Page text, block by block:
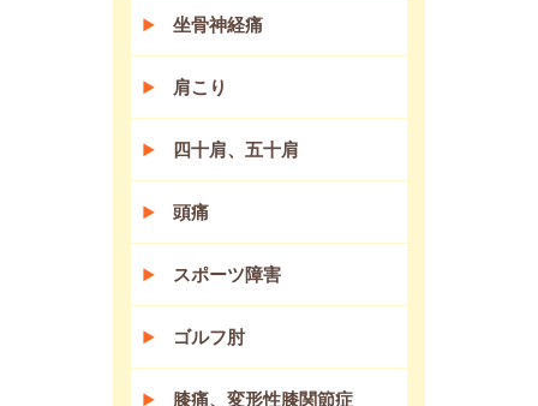
坐骨神経痛
肩こり
四十肩、五十肩
頭痛
スポーツ障害
ゴルフ肘
膝痛、変形性膝関節症